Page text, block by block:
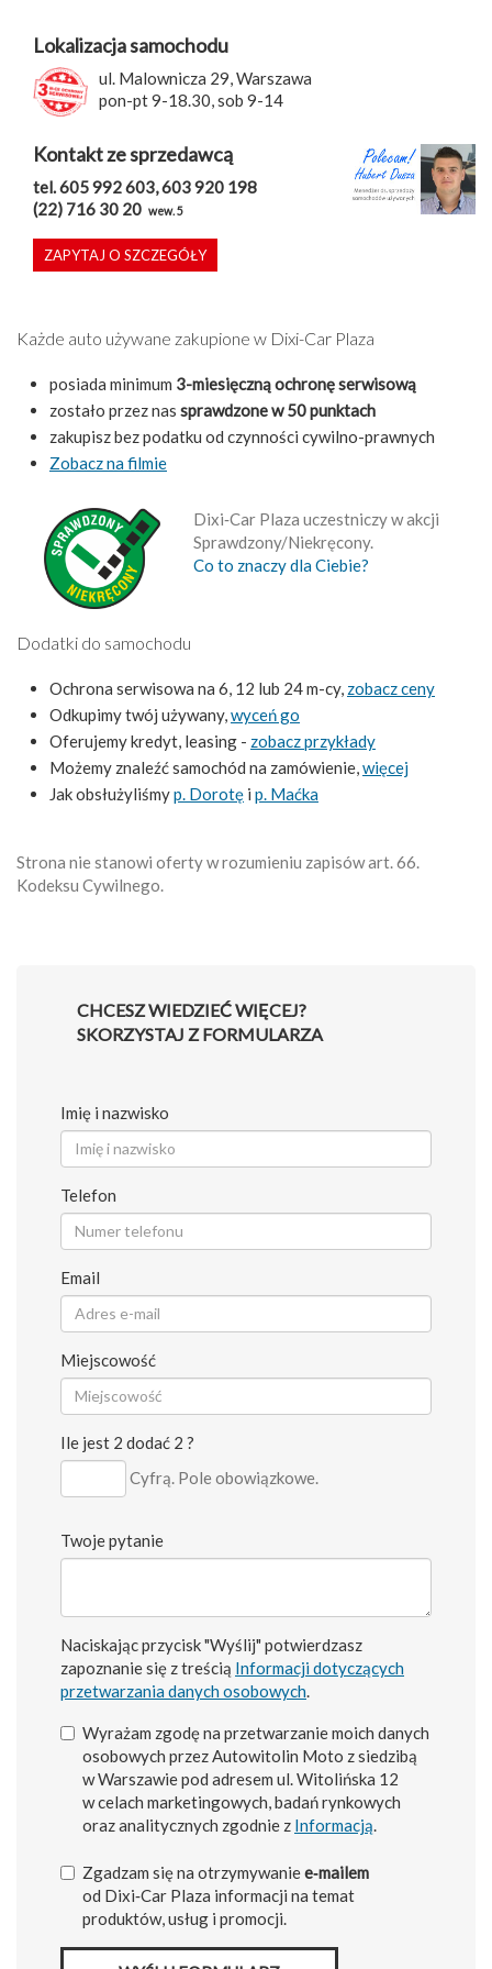
Lokalizacja samochodu
ul. Malownicza 29, Warszawa
pon-pt 9-18.30, sob 9-14
Kontakt ze sprzedawcą
tel. 605 992 603, 603 920 198
(22) 716 30 20 wew. 5
ZAPYTAJ O SZCZEGÓŁY
Każde auto używane zakupione w Dixi-Car Plaza
posiada minimum 3-miesięczną ochronę serwisową
zostało przez nas sprawdzone w 50 punktach
zakupisz bez podatku od czynności cywilno-prawnych
Zobacz na filmie
Dixi‑Car Plaza uczestniczy w akcji
Sprawdzony/Niekręcony.
Co to znaczy dla Ciebie?
Dodatki do samochodu
Ochrona serwisowa na 6, 12 lub 24 m-cy, zobacz ceny
Odkupimy twój używany,wyceń go
Oferujemy kredyt, leasing - zobacz przykłady
Możemy znaleźć samochód na zamówienie,więcej
Jak obsłużyliśmyp. Dorotę i p. Maćka
Strona nie stanowi oferty w rozumieniu zapisów art. 66.
Kodeksu Cywilnego.
CHCESZ WIEDZIEĆ WIĘCEJ?
SKORZYSTAJ Z FORMULARZA
Imię i nazwisko
Telefon
Email
Miejscowość
Ile jest 2 dodać 2 ?
Cyfrą. Pole obowiązkowe.
Twoje pytanie
Naciskając przycisk "Wyślij" potwierdzasz
zapoznanie się z treścią Informacji dotyczących
przetwarzania danych osobowych.
Wyrażam zgodę na przetwarzanie moich danych
osobowych przez Autowitolin Moto z siedzibą
w Warszawie pod adresem ul. Witolińska 12
w celach marketingowych, badań rynkowych
oraz analitycznych zgodnie z Informacją.
Zgadzam się na otrzymywaniee‑mailem
od Dixi‑Car Plaza informacji na temat
produktów, usług i promocji.